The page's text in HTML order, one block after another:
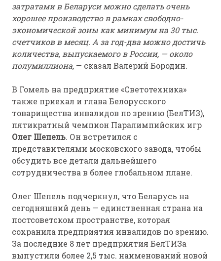
затратами в Беларуси можно сделать очень
хорошее производство в рамках свободно-
экономической зоны как минимум на 30 тыс.
счетчиков в месяц. А за год-два можно достичь
количества, выпускаемого в России, — около
полумиллиона, — сказал Валерий Бородин.
В Гомель на предприятие «Светотехника»
также приехал и глава Белорусского
товарищества инвалидов по зрению (БелТИЗ),
пятикратный чемпион Паралимпийских игр
Олег Шепель. Он встретился с
представителями московского завода, чтобы
обсудить все детали дальнейшего
сотрудничества в более глобальном плане.
Олег Шепель подчеркнул, что Беларусь на
сегодняшний день — единственная страна на
постсоветском пространстве, которая
сохранила предприятия инвалидов по зрению.
За последние 8 лет предприятия БелТИЗа
выпустили более 2,5 тыс. наименований новой